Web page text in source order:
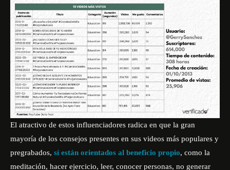
El atractivo de estos influenciadores radica en que la gran
mayoría de los consejos presentes en sus videos más populares y
pregrabados, sí están orientados al beneficio propio, como la
meditación, hacer ejercicio, leer, conocer personas, no generar